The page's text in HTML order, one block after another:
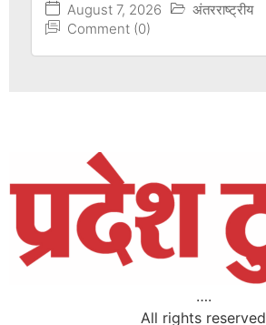
August 7, 2026
अंतरराष्ट्रीय
Comment (0)
….
All rights reserved